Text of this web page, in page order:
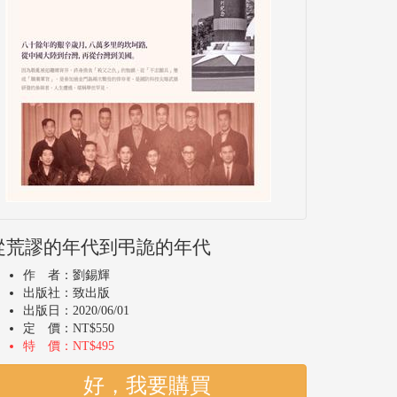
荒謬的年代到弔詭的年代
作 者：劉錫輝
出版社：致出版
出版日：2020/06/01
定 價：NT$550
特 價：NT$495
好，我要購買